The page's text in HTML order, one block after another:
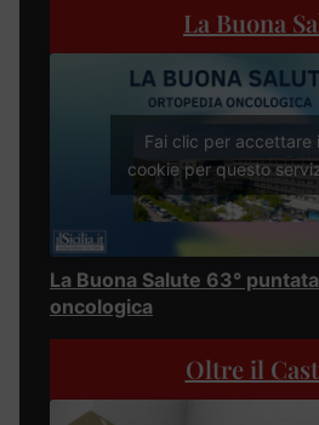
La Buona
Fai clic per accettare i
cookie per questo
La Buona Salute 63°
oncologica
Oltre il